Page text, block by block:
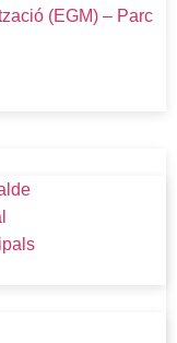
(EGM) – Parc